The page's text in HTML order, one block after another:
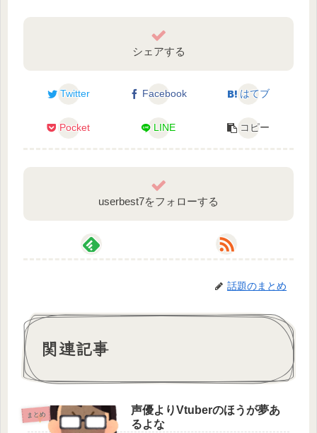
シェアする
Twitter Facebook はてブ
Pocket LINE コピー
userbest7をフォローする
話題のまとめ
関連記事
まとめ
声優よりVtuberのほうが夢あ
るよな